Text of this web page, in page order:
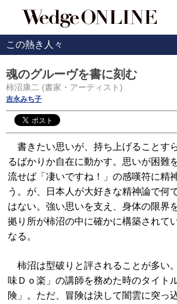
この熱き人々
魂のグルーヴを書に刻む
柿沼康二 (書家・アーティスト)
吉永みち子
書きたい思いが、持ち上げることす
るばかりか自在に動かす。思いが困難
流せば「凄いですね！」の感嘆符に精
う。が、日本人が大好きな精神論で何
はない。強い思いを支え、身体の限界
拠り所が柿沼の中に確かに構築されて
なる。
柿沼は型破りと評されることが多い
味Ｄｏ楽」の講師を務めた時のタイト
険」。ただ、冒険は決して闇雲に突っ